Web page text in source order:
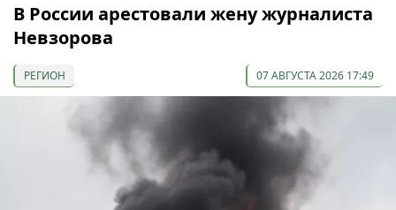
В России арестовали жену журналиста
Невзорова
РЕГИОН 07 АВГУСТА 2026 17:49